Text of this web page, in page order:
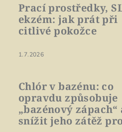
Prací prostředky,
ekzém: jak prát při
citlivé pokožce
1.7.2026
Chlór v bazénu: co
opravdu způsobuje
„bazénový zápach“
snížit jeho zátěž